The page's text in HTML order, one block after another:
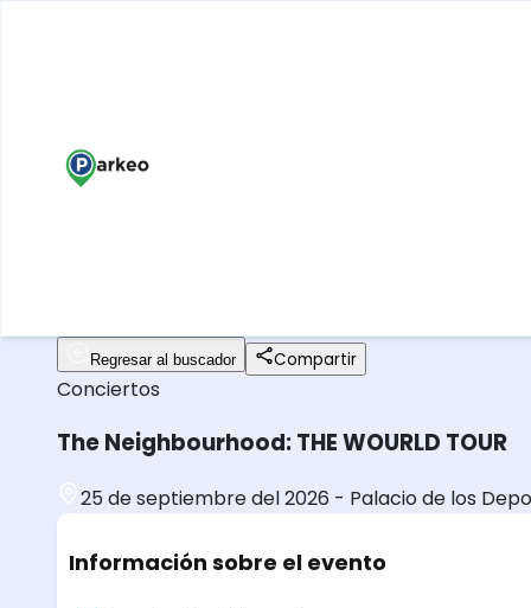
Regresar al buscador Compartir
Conciertos
The Neighbourhood: THE WOURLD TOUR
25 de septiembre del 2026 - Palacio de los
Información sobre el evento